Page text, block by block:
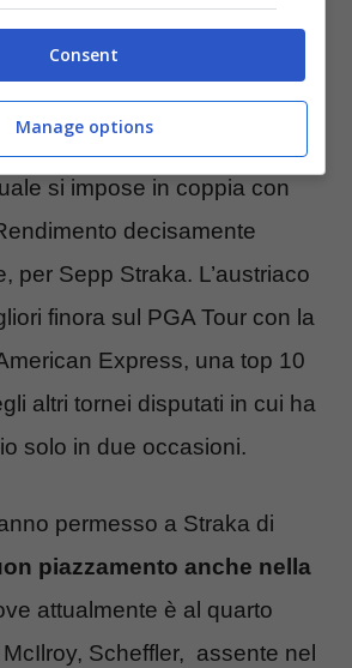
ancora incerta la lotta per il
Lowry
Tour da un anno. L’ultima
risale allo Zurich Classic
si impose in coppia con
decisamente
per Sepp Straka. L’austriaco
finora sul PGA Tour con la
Express, una top 10
altri tornei disputati in cui ha
solo in due occasioni.
permesso a Straka di
piazzamento anche nella
attualmente è al quarto
Scheffler, assente nel
Consent
Manage options